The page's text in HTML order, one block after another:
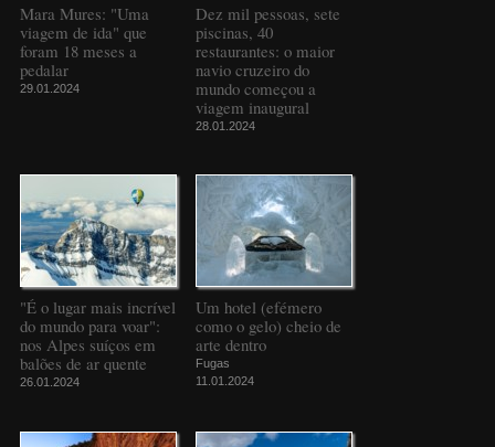
Mara Mures: "Uma
viagem de ida" que
foram 18 meses a
pedalar
29.01.2024
Dez mil pessoas, sete
piscinas, 40
restaurantes: o maior
navio cruzeiro do
mundo começou a
viagem inaugural
28.01.2024
"É o lugar mais incrível
do mundo para voar":
nos Alpes suíços em
balões de ar quente
26.01.2024
Um hotel (efémero
como o gelo) cheio de
arte dentro
Fugas
11.01.2024